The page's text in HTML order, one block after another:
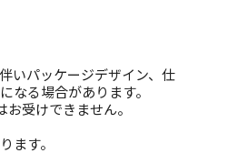
いパッケージデザイン、仕
なる場合があります。
受けできません。
ます。